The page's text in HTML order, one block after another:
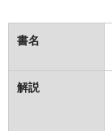
書名
解説